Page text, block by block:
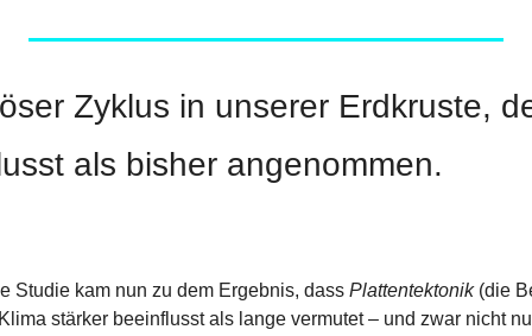
Zyklus in unserer Erdkruste,
als bisher angenommen.
Studie kam nun zu dem Ergebnis, dass Plattentektonik (die
stärker beeinflusst als lange vermutet – und zwar nicht